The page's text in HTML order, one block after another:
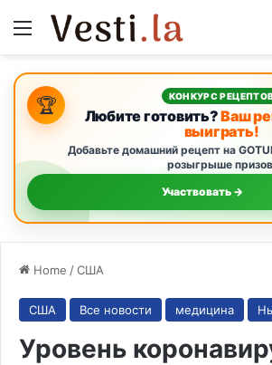
Menu
🏆 КОНКУРС
Любите готовить?Ваш
выиграть!
Добавьте домашний рецепт на
розыгрыше
Участвовать →
Home /США
США Все новости медицина
Уровень